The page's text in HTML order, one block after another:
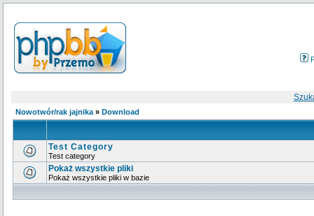
Nowotwór/rak jajnika » Download
Test Category
Test category
Pokaż wszystkie pliki
Pokaż wszystkie pliki w bazie